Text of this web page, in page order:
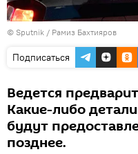
© Sputnik / Рамиз Бахтияров
Подписаться
Ведется
Какие-либо
будут
позднее.